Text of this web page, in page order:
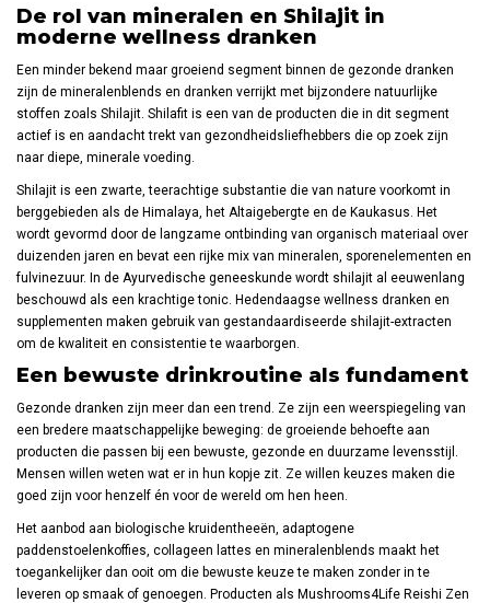
De rol van mineralen en Shilajit in
moderne wellness dranken
Een minder bekend maar groeiend segment binnen de gezonde dranken
zijn de mineralenblends en dranken verrijkt met bijzondere natuurlijke
stoffen zoals Shilajit. Shilafit is een van de producten die in dit segment
actief is en aandacht trekt van gezondheidsliefhebbers die op zoek zijn
naar diepe, minerale voeding.
Shilajit is een zwarte, teerachtige substantie die van nature voorkomt in
berggebieden als de Himalaya, het Altaigebergte en de Kaukasus. Het
wordt gevormd door de langzame ontbinding van organisch materiaal over
duizenden jaren en bevat een rijke mix van mineralen, sporenelementen en
fulvinezuur. In de Ayurvedische geneeskunde wordt shilajit al eeuwenlang
beschouwd als een krachtige tonic. Hedendaagse wellness dranken en
supplementen maken gebruik van gestandaardiseerde shilajit-extracten
om de kwaliteit en consistentie te waarborgen.
Een bewuste drinkroutine als fundament
Gezonde dranken zijn meer dan een trend. Ze zijn een weerspiegeling van
een bredere maatschappelijke beweging: de groeiende behoefte aan
producten die passen bij een bewuste, gezonde en duurzame levensstijl.
Mensen willen weten wat er in hun kopje zit. Ze willen keuzes maken die
goed zijn voor henzelf én voor de wereld om hen heen.
Het aanbod aan biologische kruidentheeën, adaptogene
paddenstoelenkoffies, collageen lattes en mineralenblends maakt het
toegankelijker dan ooit om die bewuste keuze te maken zonder in te
leveren op smaak of genoegen. Producten als Mushrooms4Life Reishi Zen